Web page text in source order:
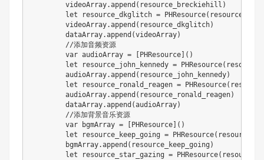
        videoArray.append(resource_breckiehill)
let resource_dkglitch =
        videoArray.append(resource_dkglitch)
        dataArray.append(videoArray)
        //添加音频资源
        var audioArray = [PHResource]()
let resource_john_kennedy =
        audioArray.append(resource_john_kennedy)
let resource_ronald_reagen =
        audioArray.append(resource_ronald_reagen)
        dataArray.append(audioArray)
        //添加背景音乐资源
        var bgmArray = [PHResource]()
let resource_keep_going =
        bgmArray.append(resource_keep_going)
let resource_star_gazing =